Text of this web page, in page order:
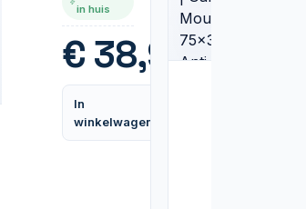
In-Ear
Bluetooth
Oordopjes
| Grijs
in huis
€ 38,95
In
winkelwagen